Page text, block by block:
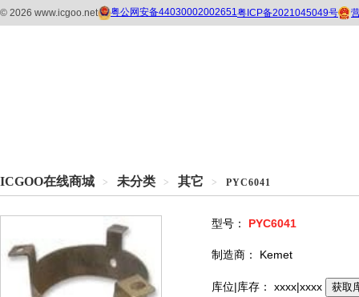
ICGOO在线商城 > 未分类 > 其它 > PYC6041
型号： PYC6041
制造商： Kemet
库位|库存： xxxx|xxxx 获取